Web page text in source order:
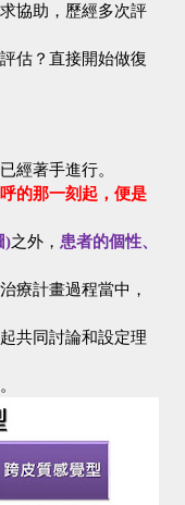
協助，歷經多次評
估？直接開始做復
經著手進行。
的那一刻起，便是
)之外， 患者的個性、
療計畫過程當中，
共同討論和設定理